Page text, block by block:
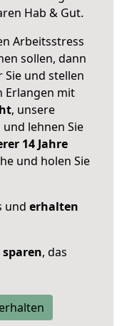
Hab & Gut.
Arbeitsstress
sollen, dann
und stellen
Erlangen mit
, unsere
lehnen Sie
14 Jahre
und holen Sie
und erhalten
sparen, das